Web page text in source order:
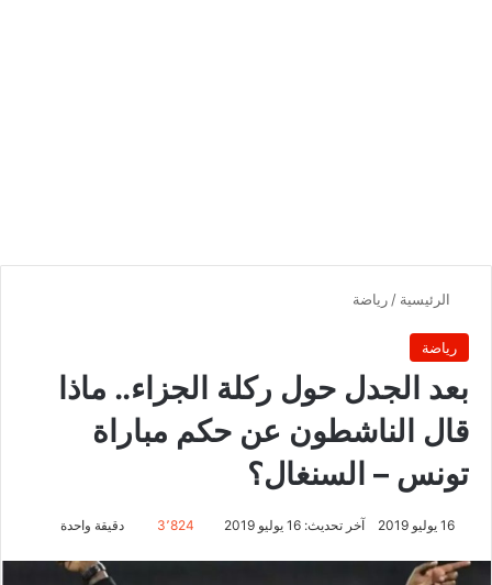
الرئيسية / رياضة
رياضة
بعد الجدل حول ركلة الجزاء.. ماذا
قال الناشطون عن حكم مباراة
تونس – السنغال؟
16 يوليو 2019 آخر تحديث: 16 يوليو 2019 3٬824 دقيقة واحدة